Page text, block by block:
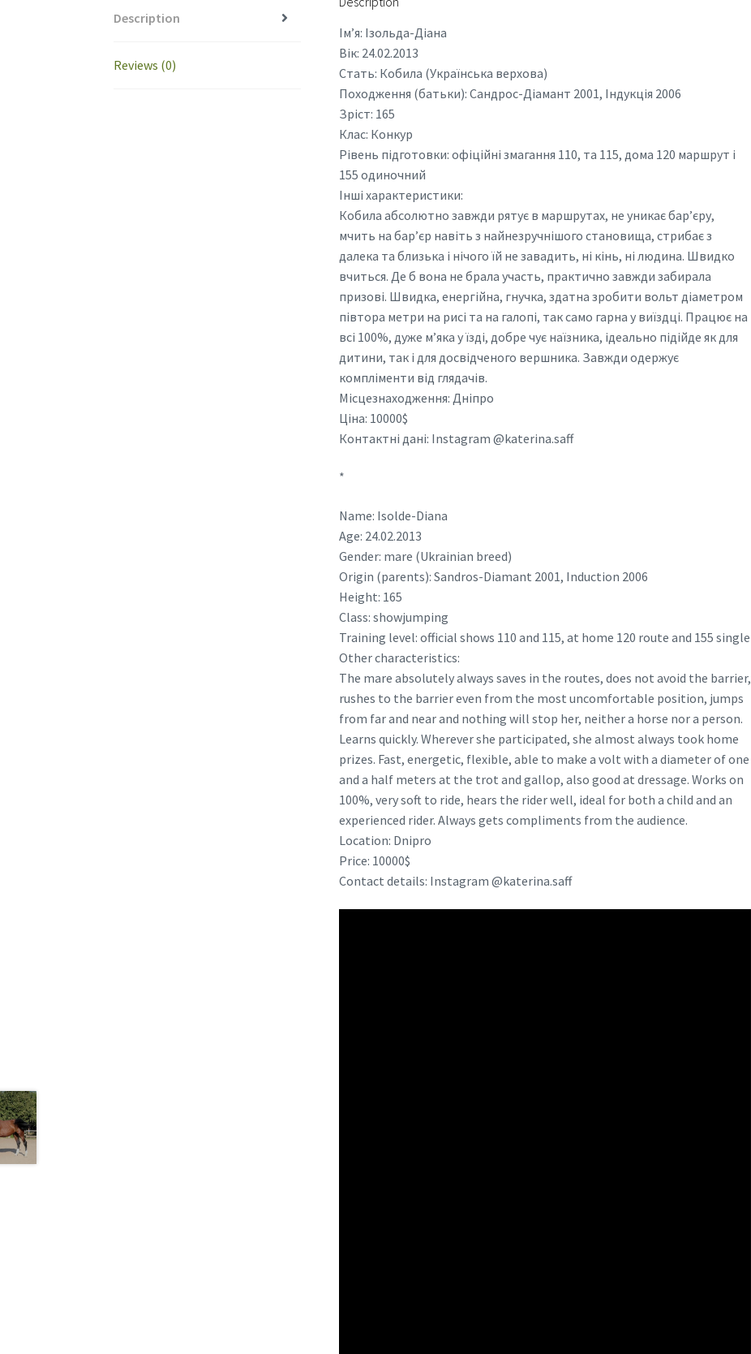
Description
Reviews (0)
Ім’я: Ізольда-Діана
Вік: 24.02.2013
Стать: Кобила (Українська верхова)
Походження (батьки): Сандрос-Діамант 2001, Індукція 2006
Зріст: 165
Клас: Конкур
Рівень підготовки: офіційні змагання 110, та 115, дома 120 маршрут і
155 одиночний
Інші характеристики:
Кобила абсолютно завжди рятує в маршрутах, не уникає бар’єру,
мчить на бар’єр навіть з найнезручнішого становища, стрибає з
далека та близька і нічого їй не завадить, ні кінь, ні людина. Швидко
вчиться. Де б вона не брала участь, практично завжди забирала
призові. Швидка, енергійна, гнучка, здатна зробити вольт діаметром
півтора метри на рисі та на галопі, так само гарна у виїздці. Працює на
всі 100%, дуже м’яка у їзді, добре чує наїзника, ідеально підійде як для
дитини, так і для досвідченого вершника. Завжди одержує
компліменти від глядачів.
Місцезнаходження: Дніпро
Ціна: 10000$
Контактні дані: Instagram @katerina.saff
*
Name: Isolde-Diana
Age: 24.02.2013
Gender: mare (Ukrainian breed)
Origin (parents): Sandros-Diamant 2001, Induction 2006
Height: 165
Class: showjumping
Training level: official shows 110 and 115, at home 120 route and 155 single
Other characteristics:
The mare absolutely always saves in the routes, does not avoid the barrier,
rushes to the barrier even from the most uncomfortable position, jumps
from far and near and nothing will stop her, neither a horse nor a person.
Learns quickly. Wherever she participated, she almost always took home
prizes. Fast, energetic, flexible, able to make a volt with a diameter of one
and a half meters at the trot and gallop, also good at dressage. Works on
100%, very soft to ride, hears the rider well, ideal for both a child and an
experienced rider. Always gets compliments from the audience.
Location: Dnipro
Price: 10000$
Contact details: Instagram @katerina.saff